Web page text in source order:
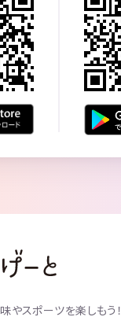
やスポーツを楽しもう！